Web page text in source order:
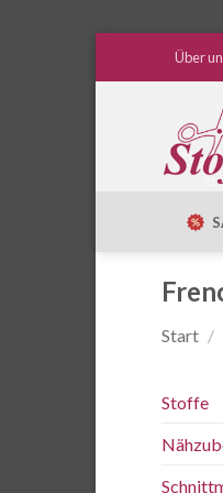
Über
Start /
Stoffe